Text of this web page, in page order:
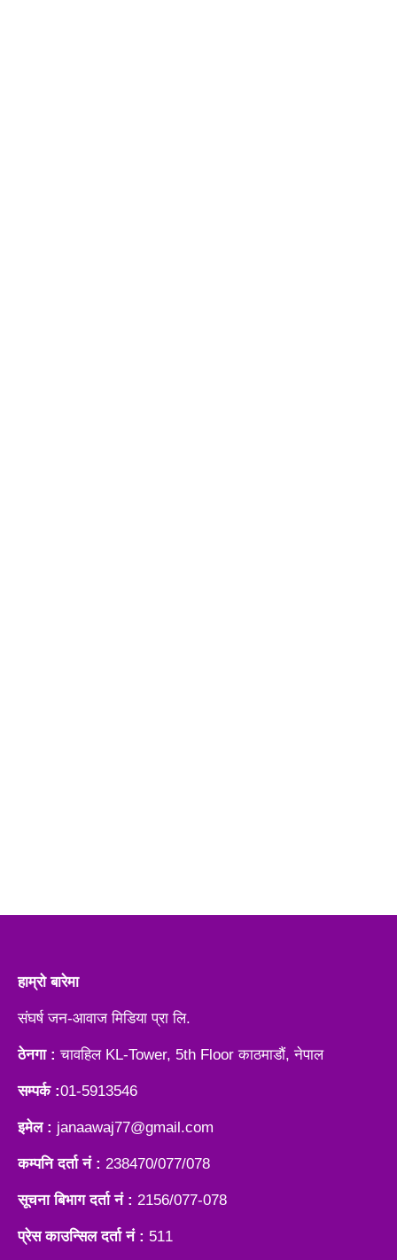
हाम्रो बारेमा
संघर्ष जन-आवाज मिडिया प्रा लि.
ठेनगा : चावहिल KL-Tower, 5th Floor काठमाडौं, नेपाल
सम्पर्क :01-5913546
इमेल : janaawaj77@gmail.com
कम्पनि दर्ता नं : 238470/077/078
सूचना बिभाग दर्ता नं : 2156/077-078
प्रेस काउन्सिल दर्ता नं : 511